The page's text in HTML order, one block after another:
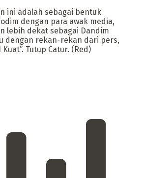
ini adalah sebagai bentuk
dengan para awak media,
lebih dekat sebagai Dandim
dengan rekan-rekan dari pers,
Tutup Catur. (Red)